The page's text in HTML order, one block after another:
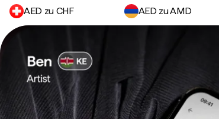
AED zu CHF AED zu AMD